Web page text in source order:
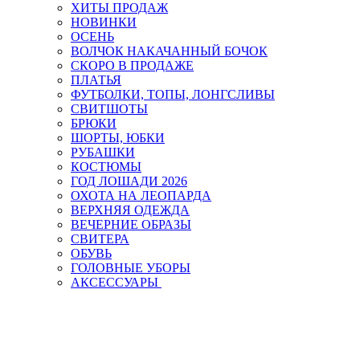
ХИТЫ ПРОДАЖ
НОВИНКИ
ОСЕНЬ
ВОЛЧОК НАКАЧАННЫЙ БОЧОК
СКОРО В ПРОДАЖЕ
ПЛАТЬЯ
ФУТБОЛКИ, ТОПЫ, ЛОНГСЛИВЫ
СВИТШОТЫ
БРЮКИ
ШОРТЫ, ЮБКИ
РУБАШКИ
КОСТЮМЫ
ГОД ЛОШАДИ 2026
ОХОТА НА ЛЕОПАРДА
ВЕРХНЯЯ ОДЕЖДА
ВЕЧЕРНИЕ ОБРАЗЫ
СВИТЕРА
ОБУВЬ
ГОЛОВНЫЕ УБОРЫ
АКСЕССУАРЫ